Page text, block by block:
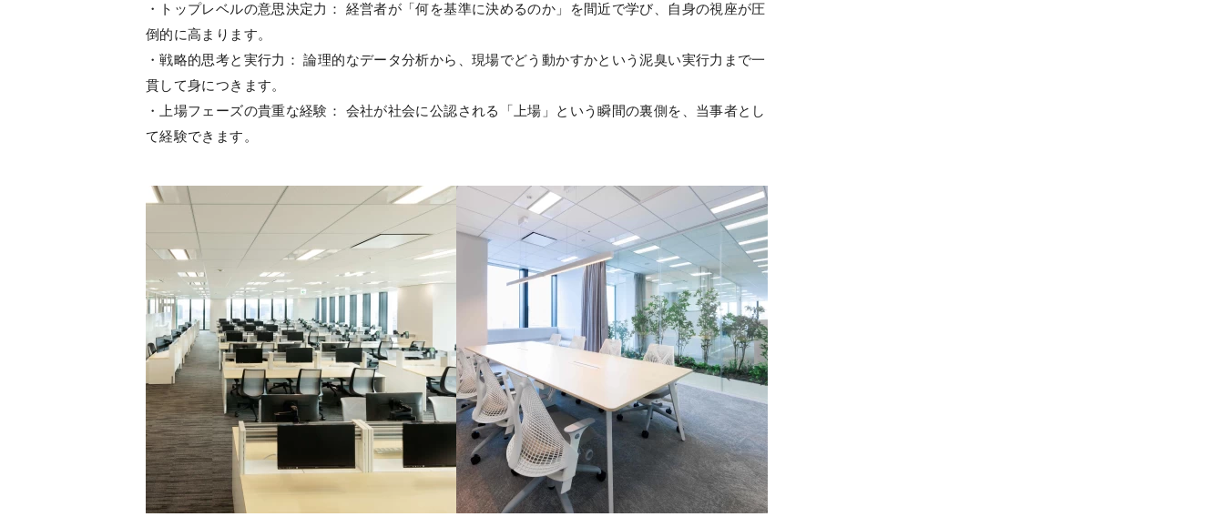
・トップレベルの意思決定力： 経営者が「何を基準に決めるのか」を間近で学び、自身の視座が圧
倒的に高まります。
・戦略的思考と実行力： 論理的なデータ分析から、現場でどう動かすかという泥臭い実行力まで一
貫して身につきます。
・上場フェーズの貴重な経験： 会社が社会に公認される「上場」という瞬間の裏側を、当事者とし
て経験できます。